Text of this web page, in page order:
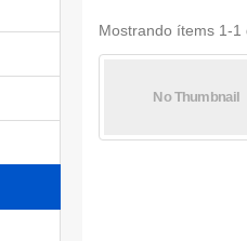
Mostrando ítems 1-1